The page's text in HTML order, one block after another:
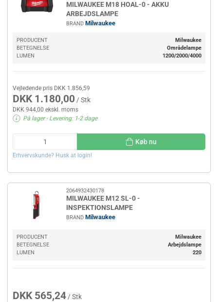
MILWAUKEE M18 HOAL-0 - AKKU
ARBEJDSLAMPE
BRAND Milwaukee
PRODUCENT
Milwaukee
BETEGNELSE
Områdelampe
LUMEN
1200/2000/4000
Vejledende pris DKK 1.856,59
DKK 1.180,00 / Stk
DKK 944,00 ekskl. moms
På lager- Levering: 1-2 dage
Køb nu
Erhvervskunde? Husk at login!
2064932430178
MILWAUKEE M12 SL-0 -
INSPEKTIONSLAMPE
BRAND Milwaukee
PRODUCENT
Milwaukee
BETEGNELSE
Arbejdslampe
LUMEN
220
DKK 565,24 / Stk